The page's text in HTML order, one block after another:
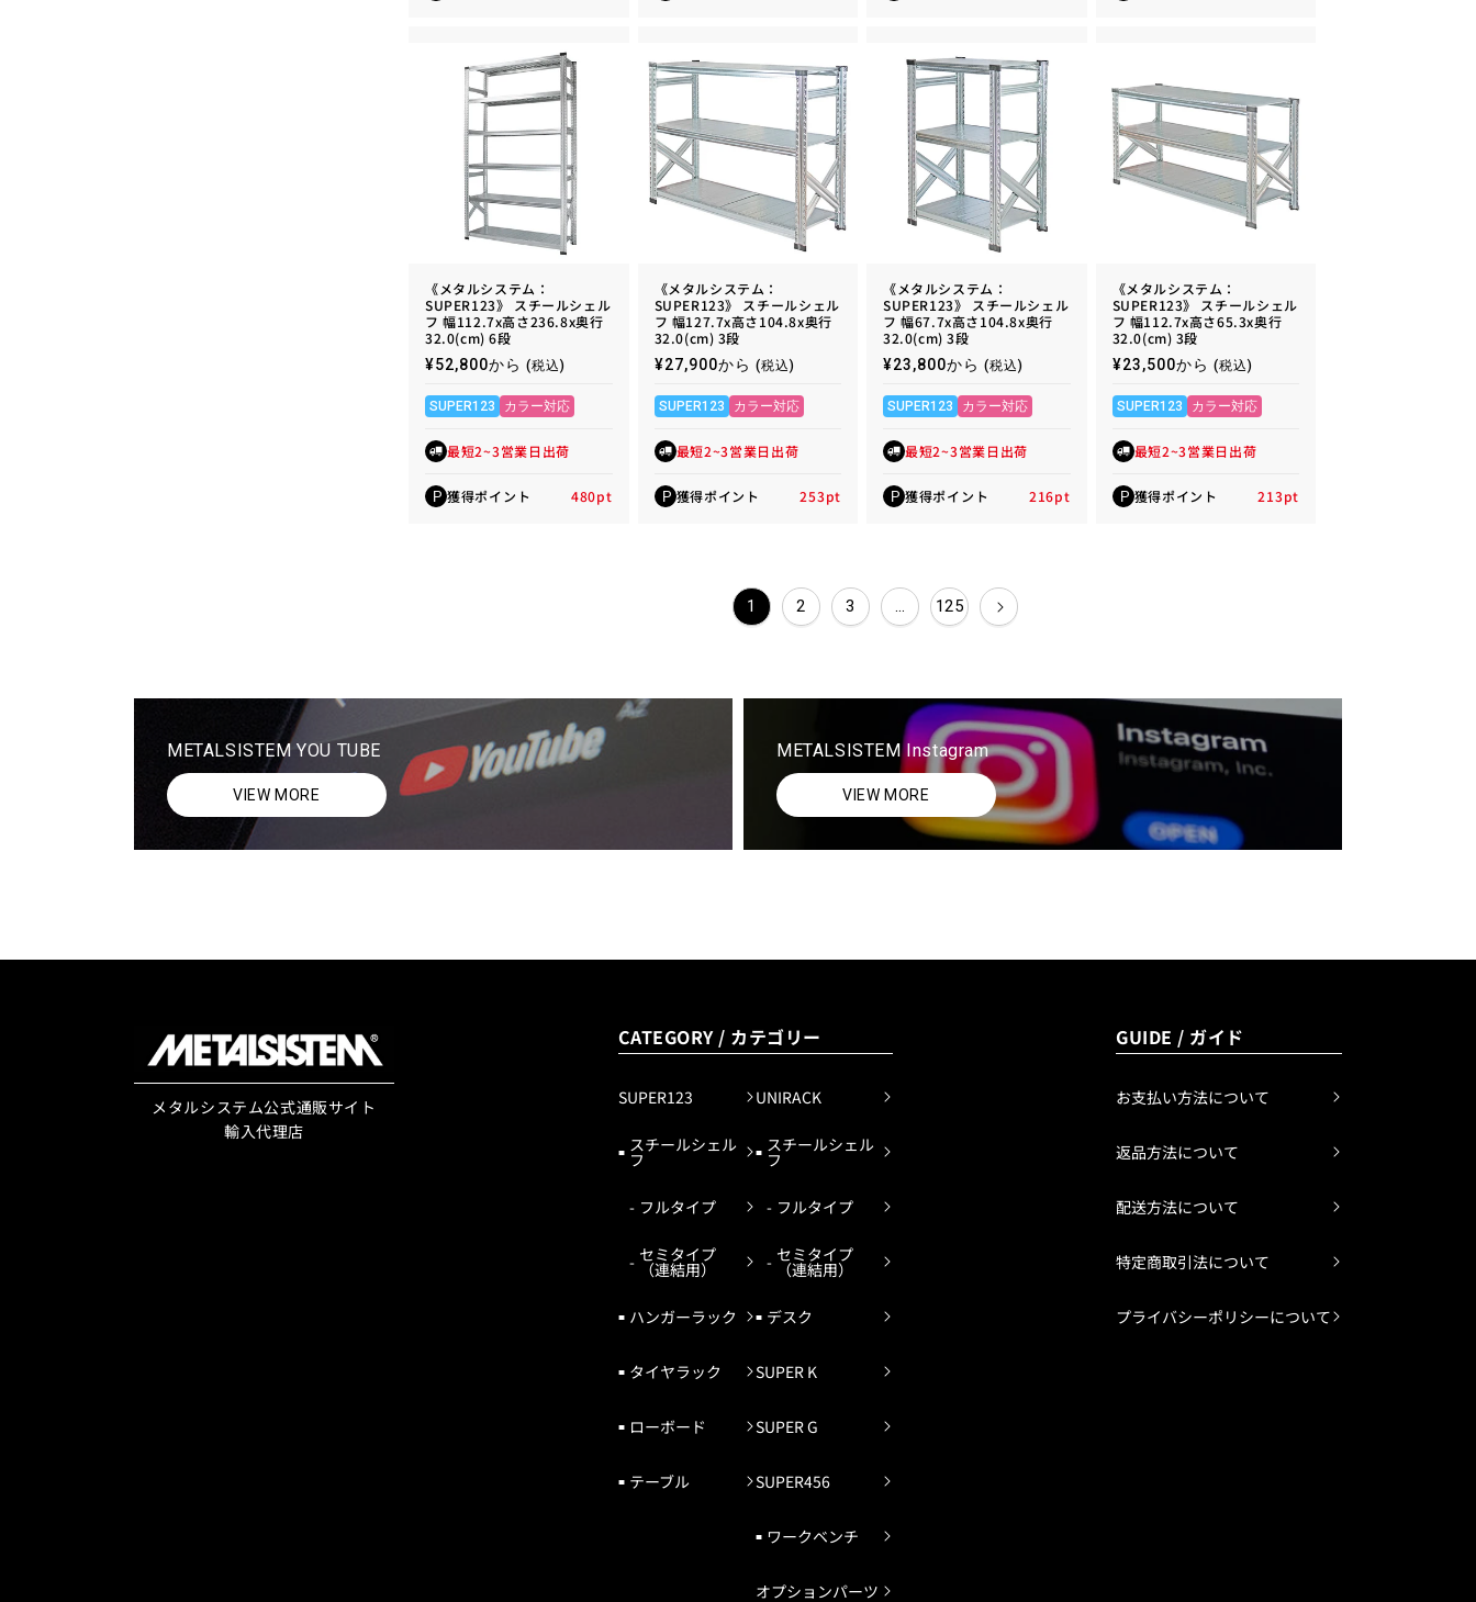
《メタルシステム：
SUPER123》 スチールシェル
フ 幅112.7x高さ236.8x奥行
32.0(cm) 6段
通
価
格
¥52,800から (税込)
SUPER123 カラー対応
最短2~3営業日出荷
P 獲得ポイント 480pt
《メタルシステム：
SUPER123》 スチールシェル
フ 幅127.7x高さ104.8x奥行
32.0(cm) 3段
通
価
格
¥27,900から (税込)
SUPER123 カラー対応
最短2~3営業日出荷
P 獲得ポイント 253pt
《メタルシステム：
SUPER123》 スチールシェル
フ 幅67.7x高さ104.8x奥行
32.0(cm) 3段
通
価
格
¥23,800から (税込)
SUPER123 カラー対応
最短2~3営業日出荷
P 獲得ポイント 216pt
《メタルシステム：
SUPER123》 スチールシェル
フ 幅112.7x高さ65.3x奥行
32.0(cm) 3段
通
価
格
¥23,500から (税込)
SUPER123 カラー対応
最短2~3営業日出荷
P 獲得ポイント 213pt
1 2 3 125
METALSISTEM YOU TUBE
VIEW MORE
METALSISTEM Instagram
VIEW MORE
メタルシステム公式通販サイト
輸入代理店
CATEGORY / カテゴリー
SUPER123
スチールシェル
フ
フルタイプ
セミタイプ
（連結用）
ハンガーラック
タイヤラック
ローボード
テーブル
UNIRACK
スチールシェル
フ
フルタイプ
セミタイプ
（連結用）
デスク
SUPER K
SUPER G
SUPER456
ワークベンチ
オプションパーツ
GUIDE / ガイド
お支払い方法について
返品方法について
配送方法について
特定商取引法について
プライバシーポリシーについて